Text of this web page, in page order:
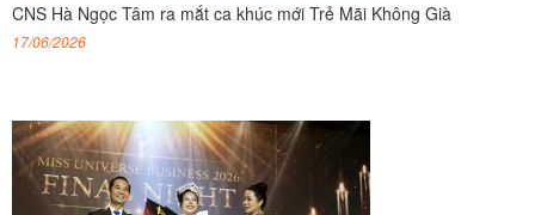
CNS Hà Ngọc Tâm ra mắt ca khúc mới Trẻ Mãi Không Già
17/06/2026